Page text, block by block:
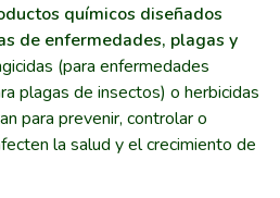
químicos diseñados
de enfermedades, plagas y
(para enfermedades
plagas de insectos) o herbicidas
para prevenir, controlar o
la salud y el crecimiento de